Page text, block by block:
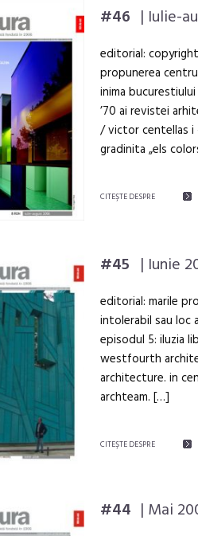
#46 | Iulie-
editorial:
propunerea
inima
’70 ai revistei
/ victor centellas i
gradinita „els
CITEŞTE DESPRE
#45 | Iunie
editorial: marile
intolerabil sau loc
episodul 5: iluzia
westfourth
architecture. in
archteam. […]
CITEŞTE DESPRE
#44 | Mai